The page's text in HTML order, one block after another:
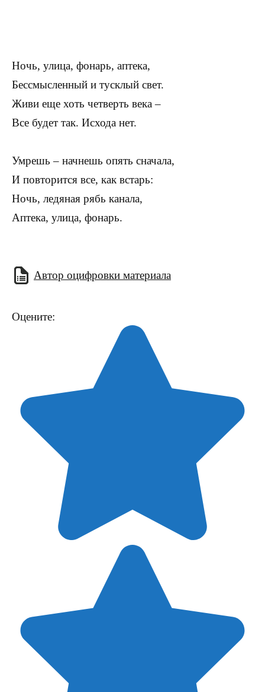
Ночь, улица, фонарь, аптека,
Бессмысленный и тусклый свет.
Живи еще хоть четверть века –
Все будет так. Исхода нет.
Умрешь – начнешь опять сначала,
И повторится все, как встарь:
Ночь, ледяная рябь канала,
Аптека, улица, фонарь.
Автор оцифровки материала
Оцените: